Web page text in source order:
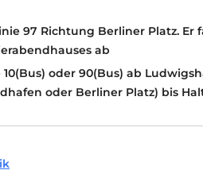
97 Richtung Berliner Platz.
ab
10(Bus) oder 90(Bus) ab
oder Berliner Platz) bis